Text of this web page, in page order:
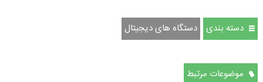
دسته بندی دستگاه های دیجیتال
موضوعات مرتبط